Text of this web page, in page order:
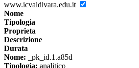
www.icvaldivara.edu.it
Nome
Tipologia
Proprieta
Descrizione
Durata
Nome: _pk_id.1.a85d
Tipologia: analitico